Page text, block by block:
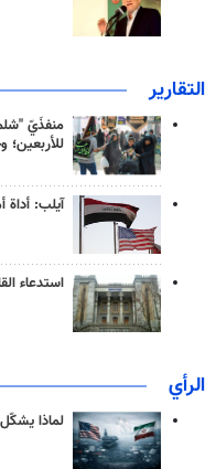
التقارير
منفذَيّ
للأربعين؛
آيلب: أداة
استدعاء
الرأي
لماذا